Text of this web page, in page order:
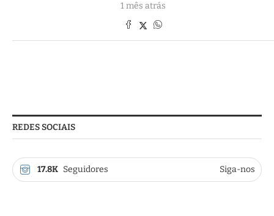
1 mês atrás
REDES SOCIAIS
17.8K Seguidores Siga-nos